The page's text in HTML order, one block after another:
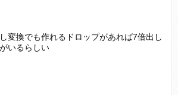
変換でも作れるドロップがあれば7倍出し
いるらしい